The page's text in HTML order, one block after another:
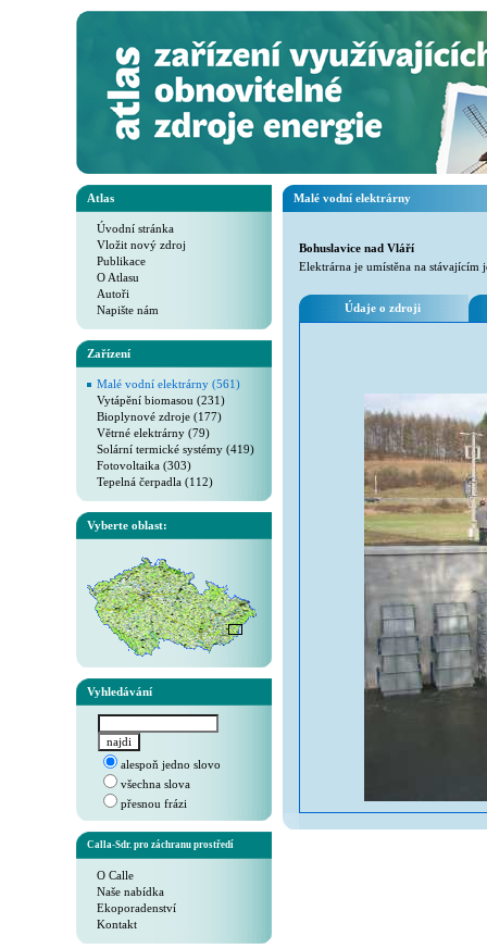
Atlas
Úvodní stránka
Vložit nový zdroj
Publikace
O Atlasu
Autoři
Napište nám
Zařízení
Malé vodní elektrárny (561)
Vytápění biomasou (231)
Bioplynové zdroje (177)
Větrné elektrárny (79)
Solární termické systémy (419)
Fotovoltaika (303)
Tepelná čerpadla (112)
Vyberte oblast:
Vyhledávání
alespoň jedno slovo
všechna slova
přesnou frázi
Calla-Sdr. pro záchranu prostředí
O Calle
Naše nabídka
Ekoporadenství
Kontakt
Malé vodní elektrárny
Bohuslavice nad Vláří
Elektrárna je umístěna na
Údaje o zdroji